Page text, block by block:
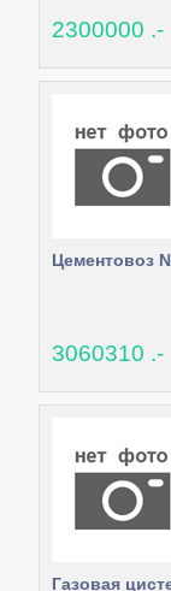
2300000 .-
Цементовоз
3060310 .-
Газовая